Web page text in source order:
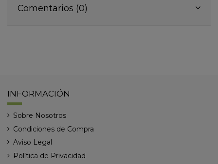
Comentarios (0)
INFORMACIÓN
Sobre Nosotros
Condiciones de Compra
Aviso Legal
Política de Privacidad